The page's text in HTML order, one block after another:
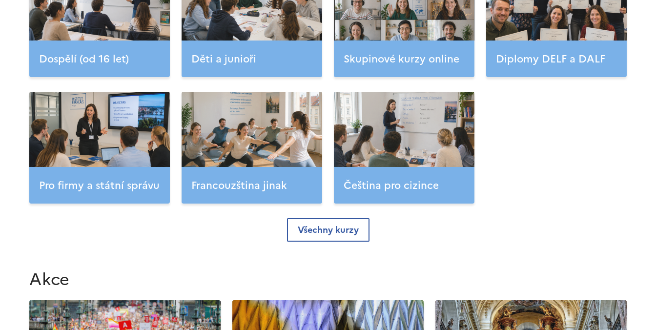
Dospělí (od 16 let) Děti a junioři Skupinové kurzy online Diplomy DELF a DALF
Pro firmy a státní správu Francouzština jinak Čeština pro cizince
Všechny kurzy
Akce